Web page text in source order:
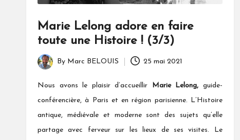
Marie Lelong adore en faire
toute une Histoire ! (3/3)
Posted
By Marc BELOUIS 25 mai 2021
Nous avons le plaisir d’accueillir Marie Lelong, guide-
conférencière, à Paris et en région parisienne. L’Histoire
antique, médiévale et moderne sont des sujets qu’elle
partage avec ferveur sur les lieux de ses visites. Le